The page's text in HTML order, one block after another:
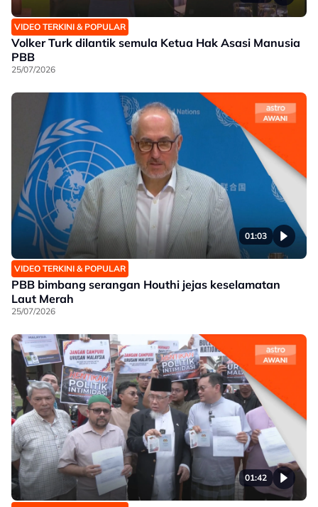
VIDEO TERKINI & POPULAR
Volker Turk dilantik semula Ketua Hak Asasi Manusia
PBB
25/07/2026
01:03
VIDEO TERKINI & POPULAR
PBB bimbang serangan Houthi jejas keselamatan
Laut Merah
25/07/2026
01:42